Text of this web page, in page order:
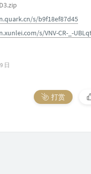
s/b9f18ef87d45
s/VNV-CR-_-
日
打赏